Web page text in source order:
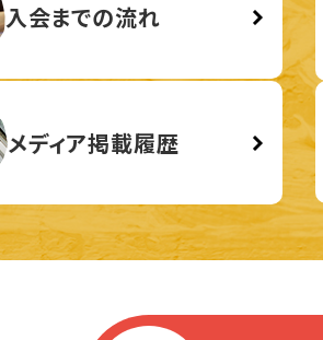
入会までの流れ
メディア掲載履歴